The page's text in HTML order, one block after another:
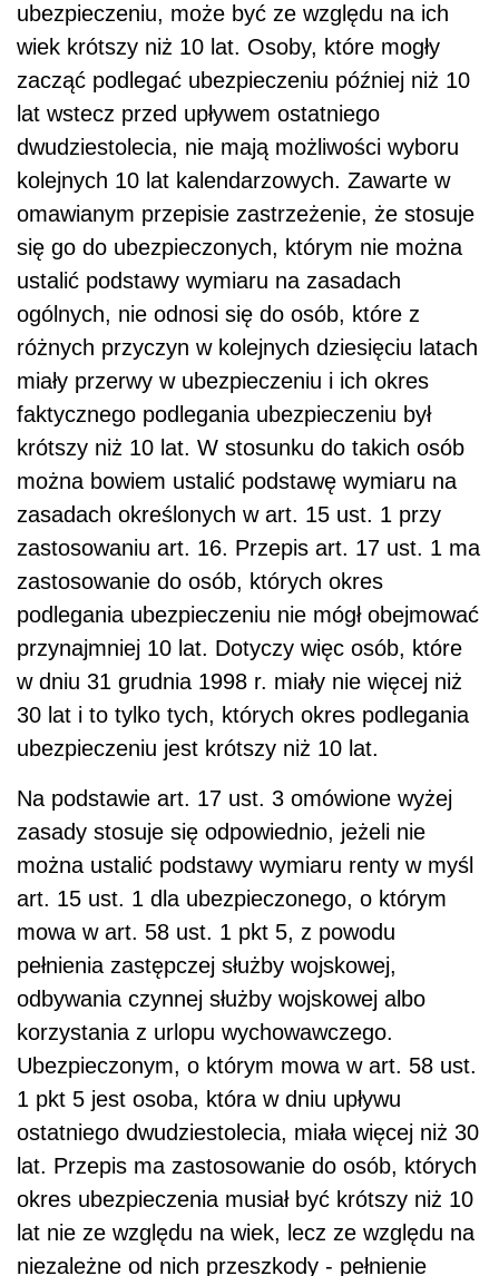
ubezpieczeniu, może być ze względu na ich
wiek krótszy niż 10 lat. Osoby, które mogły
zacząć podlegać ubezpieczeniu później niż 10
lat wstecz przed upływem ostatniego
dwudziestolecia, nie mają możliwości wyboru
kolejnych 10 lat kalendarzowych. Zawarte w
omawianym przepisie zastrzeżenie, że stosuje
się go do ubezpieczonych, którym nie można
ustalić podstawy wymiaru na zasadach
ogólnych, nie odnosi się do osób, które z
różnych przyczyn w kolejnych dziesięciu latach
miały przerwy w ubezpieczeniu i ich okres
faktycznego podlegania ubezpieczeniu był
krótszy niż 10 lat. W stosunku do takich osób
można bowiem ustalić podstawę wymiaru na
zasadach określonych w art. 15 ust. 1 przy
zastosowaniu art. 16. Przepis art. 17 ust. 1 ma
zastosowanie do osób, których okres
podlegania ubezpieczeniu nie mógł obejmować
przynajmniej 10 lat. Dotyczy więc osób, które
w dniu 31 grudnia 1998 r. miały nie więcej niż
30 lat i to tylko tych, których okres podlegania
ubezpieczeniu jest krótszy niż 10 lat.
Na podstawie art. 17 ust. 3 omówione wyżej
zasady stosuje się odpowiednio, jeżeli nie
można ustalić podstawy wymiaru renty w myśl
art. 15 ust. 1 dla ubezpieczonego, o którym
mowa w art. 58 ust. 1 pkt 5, z powodu
pełnienia zastępczej służby wojskowej,
odbywania czynnej służby wojskowej albo
korzystania z urlopu wychowawczego.
Ubezpieczonym, o którym mowa w art. 58 ust.
1 pkt 5 jest osoba, która w dniu upływu
ostatniego dwudziestolecia, miała więcej niż 30
lat. Przepis ma zastosowanie do osób, których
okres ubezpieczenia musiał być krótszy niż 10
lat nie ze względu na wiek, lecz ze względu na
niezależne od nich przeszkody - pełnienie